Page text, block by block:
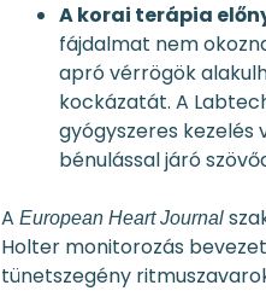
A korai terápia
fájdalmat nem
apró vérrögök
kockázatát. A
gyógyszeres kezelés
bénulással járó
A European Heart Journal
Holter monitorozás
tünetszegény